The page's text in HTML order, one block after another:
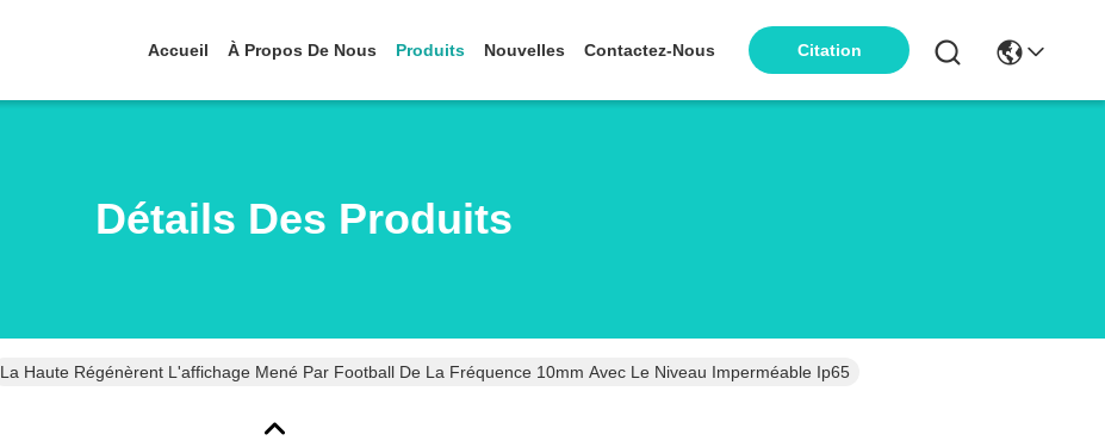
Accueil À Propos De Nous Produits Nouvelles Contactez-Nous Citation
Détails Des Produits
La Haute Régénèrent L'affichage Mené Par Football De La Fréquence 10mm Avec Le Niveau Imperméable Ip65